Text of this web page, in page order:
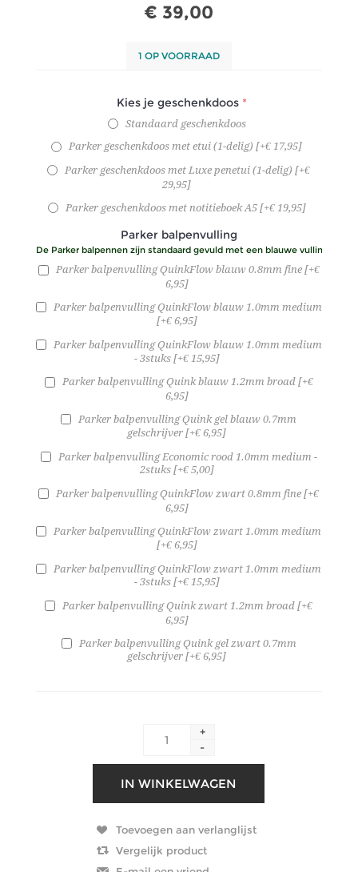
€ 39,00
1 OP VOORRAAD
Kies je geschenkdoos *
Standaard geschenkdoos
Parker geschenkdoos met etui (1-delig) [+€ 17,95]
Parker geschenkdoos met Luxe penetui (1-delig) [+€
29,95]
Parker geschenkdoos met notitieboek A5 [+€ 19,95]
Parker balpenvulling
De Parker balpennen zijn standaard gevuld met een blauwe vulling.
Parker balpenvulling QuinkFlow blauw 0.8mm fine [+€
6,95]
Parker balpenvulling QuinkFlow blauw 1.0mm medium
[+€ 6,95]
Parker balpenvulling QuinkFlow blauw 1.0mm medium
- 3stuks [+€ 15,95]
Parker balpenvulling Quink blauw 1.2mm broad [+€
6,95]
Parker balpenvulling Quink gel blauw 0.7mm
gelschrijver [+€ 6,95]
Parker balpenvulling Economic rood 1.0mm medium -
2stuks [+€ 5,00]
Parker balpenvulling QuinkFlow zwart 0.8mm fine [+€
6,95]
Parker balpenvulling QuinkFlow zwart 1.0mm medium
[+€ 6,95]
Parker balpenvulling QuinkFlow zwart 1.0mm medium
- 3stuks [+€ 15,95]
Parker balpenvulling Quink zwart 1.2mm broad [+€
6,95]
Parker balpenvulling Quink gel zwart 0.7mm
gelschrijver [+€ 6,95]
+
-